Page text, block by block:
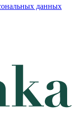
данных